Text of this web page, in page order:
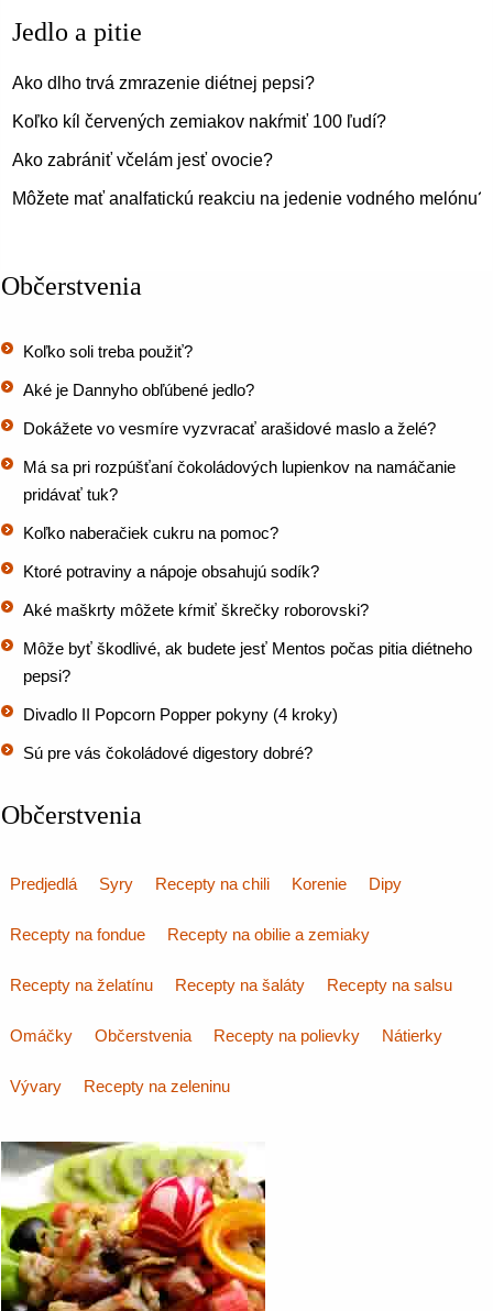
Jedlo a pitie
Ako dlho trvá zmrazenie diétnej pepsi?
Koľko kíl červených zemiakov nakŕmiť 100 ľudí?
Ako zabrániť včelám jesť ovocie?
Môžete mať analfatickú reakciu na jedenie vodného melónu?
Občerstvenia
Koľko soli treba použiť?
Aké je Dannyho obľúbené jedlo?
Dokážete vo vesmíre vyzvracať arašidové maslo a želé?
Má sa pri rozpúšťaní čokoládových lupienkov na namáčanie
pridávať tuk?
Koľko naberačiek cukru na pomoc?
Ktoré potraviny a nápoje obsahujú sodík?
Aké maškrty môžete kŕmiť škrečky roborovski?
Môže byť škodlivé, ak budete jesť Mentos počas pitia diétneho
pepsi?
Divadlo II Popcorn Popper pokyny (4 kroky)
Sú pre vás čokoládové digestory dobré?
Občerstvenia
Predjedlá Syry Recepty na chili Korenie Dipy
Recepty na fondue Recepty na obilie a zemiaky
Recepty na želatínu Recepty na šaláty Recepty na salsu
Omáčky Občerstvenia Recepty na polievky Nátierky
Vývary Recepty na zeleninu